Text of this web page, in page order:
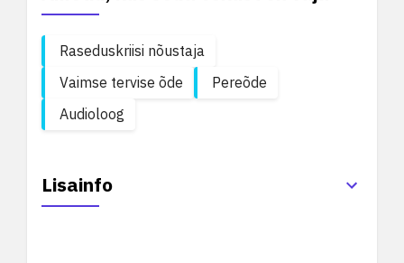
Raseduskriisi nõustaja
Vaimse tervise õde
Pereõde
Audioloog
Lisainfo